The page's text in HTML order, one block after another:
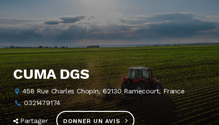
CUMA DGS
458 Rue Charles Chopin, 62130 Ramecourt, France
0321479174
Partager DONNER UN AVIS